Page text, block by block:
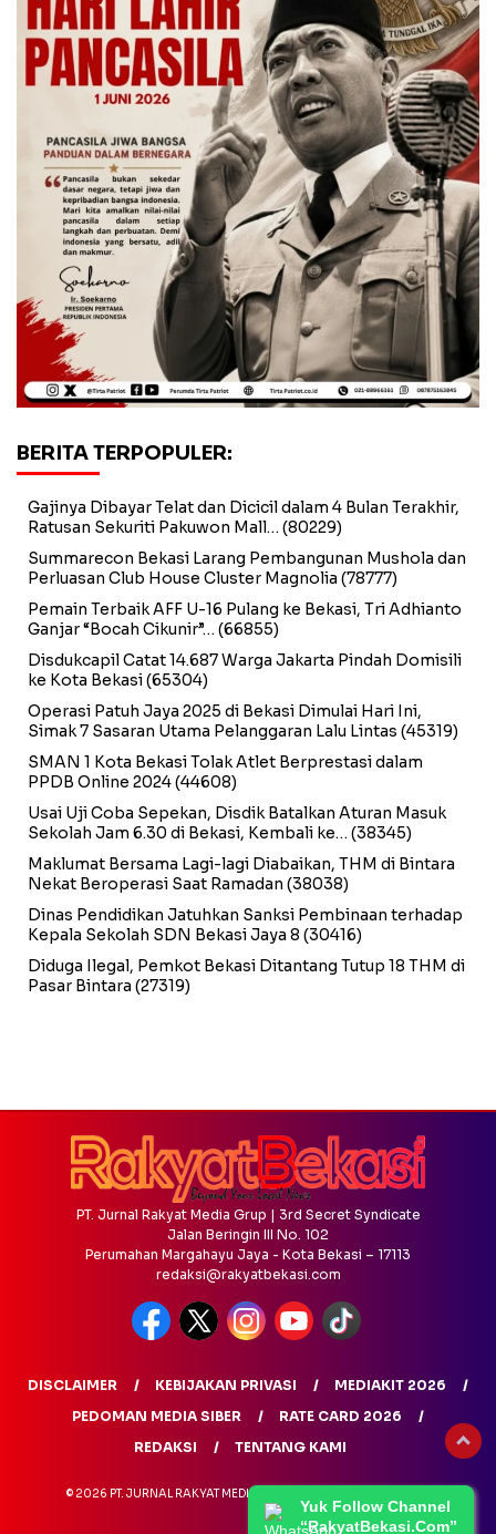
BERITA TERPOPULER:
Gajinya Dibayar Telat dan Dicicil dalam 4 Bulan Terakhir,
Ratusan Sekuriti Pakuwon Mall… (80229)
Summarecon Bekasi Larang Pembangunan Mushola dan
Perluasan Club House Cluster Magnolia (78777)
Pemain Terbaik AFF U-16 Pulang ke Bekasi, Tri Adhianto
Ganjar “Bocah Cikunir”… (66855)
Disdukcapil Catat 14.687 Warga Jakarta Pindah Domisili
ke Kota Bekasi(65304)
Operasi Patuh Jaya 2025 di Bekasi Dimulai Hari Ini,
Simak 7 Sasaran Utama Pelanggaran Lalu Lintas (45319)
SMAN 1 Kota Bekasi Tolak Atlet Berprestasi dalam
PPDB Online 2024(44608)
Usai Uji Coba Sepekan, Disdik Batalkan Aturan Masuk
Sekolah Jam 6.30 di Bekasi, Kembali ke… (38345)
Maklumat Bersama Lagi-lagi Diabaikan, THM di Bintara
Nekat Beroperasi Saat Ramadan (38038)
Dinas Pendidikan Jatuhkan Sanksi Pembinaan terhadap
Kepala Sekolah SDN Bekasi Jaya 8 (30416)
Diduga Ilegal, Pemkot Bekasi Ditantang Tutup 18 THM di
Pasar Bintara (27319)
Yuk Follow Channel
“RakyatBekasi.Com”
PT. Jurnal Rakyat Media Grup | 3rd Secret Syndicate
Jalan Beringin III No. 102
Perumahan Margahayu Jaya - Kota Bekasi – 17113
redaksi@rakyatbekasi.com
DISCLAIMER KEBIJAKAN PRIVASI
MEDIAKIT 2026
PEDOMAN MEDIA SIBER
RATE CARD 2026
REDAKSI
TENTANG KAMI
© 2026 PT. JURNAL RAKYAT MEDIA GRUP - ALL RIGHTS RESERVED